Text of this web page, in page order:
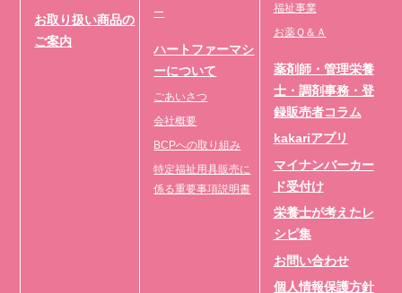
お取り扱い商品の
ご案内
ー
ハートファーマシ
ーについて
ごあいさつ
会社概要
BCPへの取り組み
特定福祉用具販売に
係る重要事項説明書
福祉事業
お薬Ｑ＆Ａ
薬剤師・管理栄養
士・調剤事務・登
録販売者コラム
kakariアプリ
マイナンバーカー
ド受付け
栄養士が考えたレ
シピ集
お問い合わせ
個人情報保護方針